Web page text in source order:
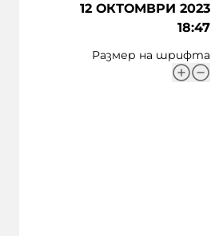
12 ОКТОМВРИ 2023
18:47
Размер на шрифта